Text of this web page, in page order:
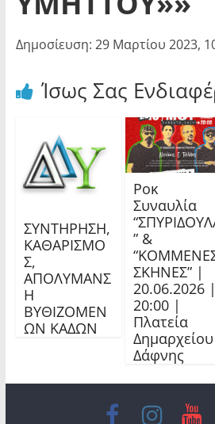
Δημοσίευση: 29 Μαρτίου 2023,
Ίσως Σας
ΣΥΝΤΗΡΗΣΗ,
ΚΑΘΑΡΙΣΜΟ
Σ,
ΑΠΟΛΥΜΑΝΣ
Η
ΒΥΘΙΖΟΜΕΝ
ΩΝ ΚΑΔΩΝ
Ροκ
Συναυλία
” &
ΣΚΗΝΕΣ” |
20.06.2026 |
20:00 |
Πλατεία
Δημαρχείου
Δάφνης